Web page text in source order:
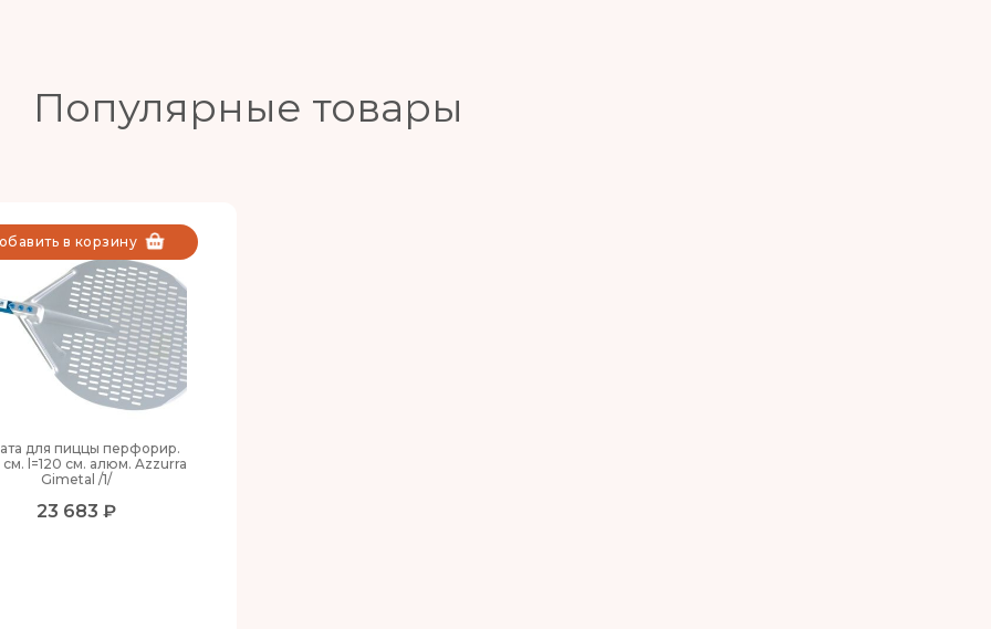
Популярные товары
для пиццы перфорир.
см. l=120 см. алюм. Azzurra
Gimetal /1/
23 683 ₽
в корзину